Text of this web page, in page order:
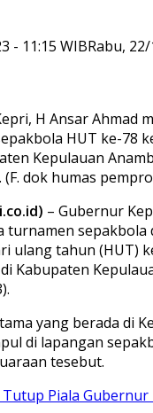
- 11:15 WIBRabu,
H Ansar Ahmad
HUT ke-78
Kepulauan
(F. dok humas
– Gubernur
turnamen sepakbola
ulang tahun (HUT)
Kabupaten
yang berada di
di lapangan
tesebut.
Piala Gubernur